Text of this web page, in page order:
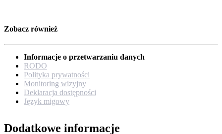
Zobacz również
Informacje o przetwarzaniu danych
RODO
Polityka prywatności
Monitoring wizyjny
Deklaracja dostępności
Język migowy
Dodatkowe informacje